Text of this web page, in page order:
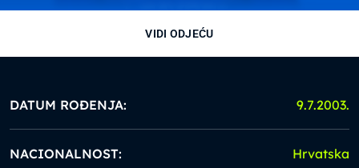
VIDI ODJEĆU
DATUM ROĐENJA: 9.7.2003.
NACIONALNOST: Hrvatska